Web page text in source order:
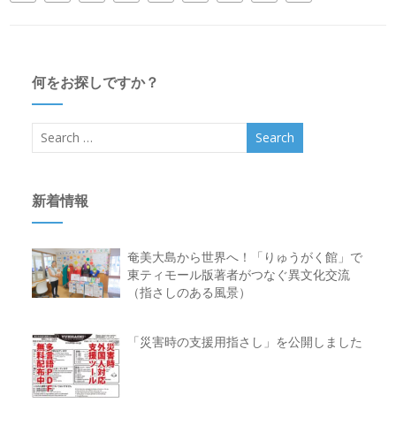
何をお探しですか？
新着情報
奄美大島から世界へ！「りゅうがく館」で
東ティモール版著者がつなぐ異文化交流
（指さしのある風景）
「災害時の支援用指さし」を公開しました